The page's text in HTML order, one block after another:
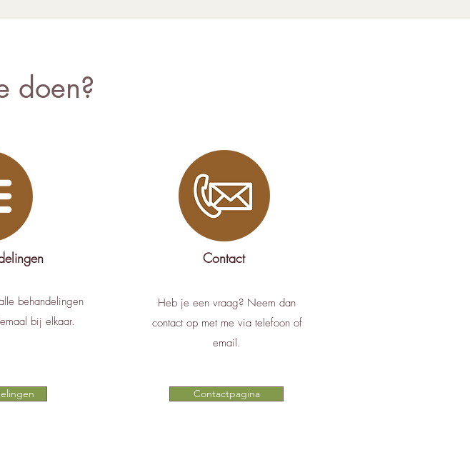
doen?
behandelingen
bij elkaar.
Contact
Heb je een vraag? Neem dan
contact op met me via telefoon of
email.
Contactpagina